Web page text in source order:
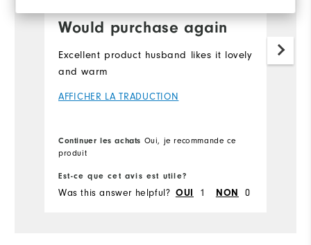
Would purchase again
Excellent product husband likes it lovely
and warm
AFFICHER LA TRADUCTION
Continuer les achats Oui, je recommande ce
produit
Est-ce que cet avis est utile?
Was this answer helpful? OUI 1 NON 0